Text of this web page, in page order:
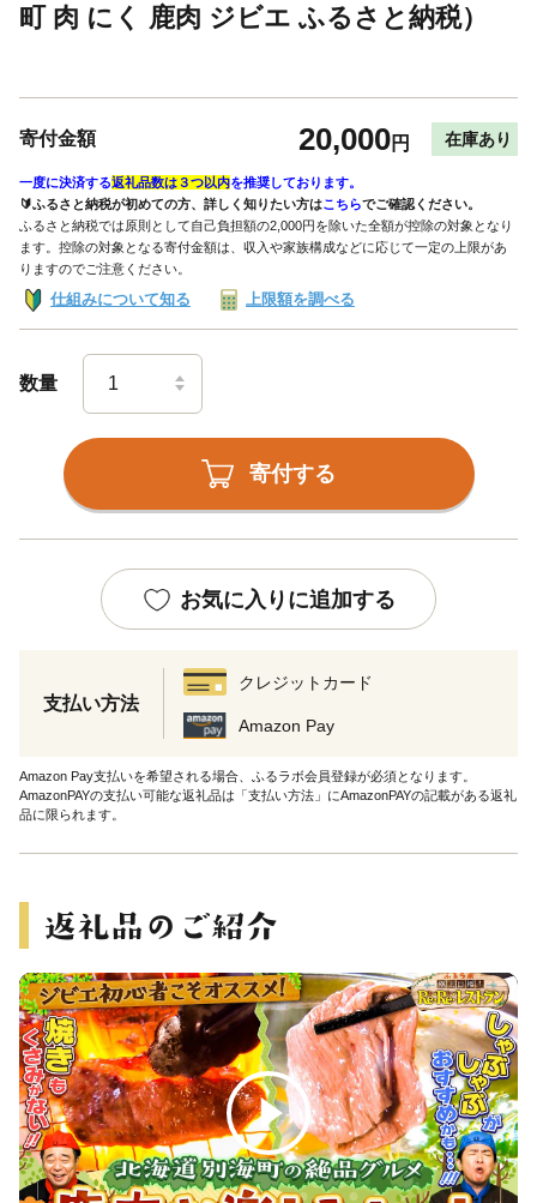
町 肉 にく 鹿肉 ジビエ ふるさと納税）
寄付金額 20,000円 在庫あり
一度に決済する返礼品数は３つ以内を推奨しております。
🔰ふるさと納税が初めての方、詳しく知りたい方はこちらでご確認ください。
ふるさと納税では原則として自己負担額の2,000円を除いた全額が控除の対象となり
ます。控除の対象となる寄付金額は、収入や家族構成などに応じて一定の上限があ
りますのでご注意ください。
仕組みについて知る 上限額を調べる
数量
寄付する
お気に入りに追加する
支払い方法
クレジットカード
Amazon Pay
Amazon Pay支払いを希望される場合、ふるラボ会員登録が必須となります。
AmazonPAYの支払い可能な返礼品は「支払い方法」にAmazonPAYの記載がある返礼
品に限られます。